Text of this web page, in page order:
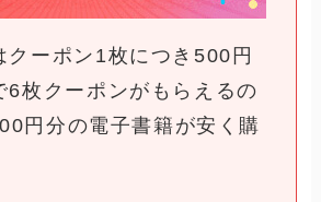
クーポン1枚につき500円
6枚クーポンがもらえるの
円分の電子書籍が安く購